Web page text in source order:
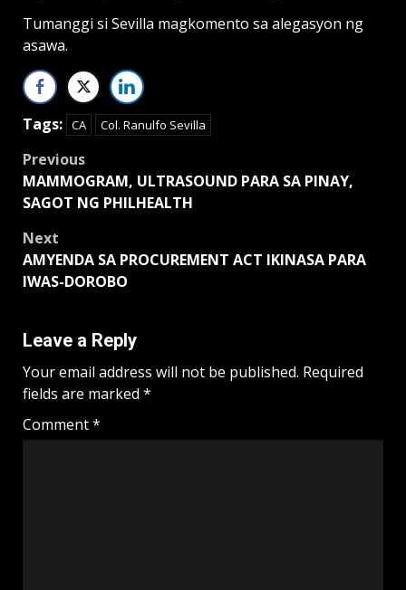
Tumanggi si Sevilla magkomento sa alegasyon ng
asawa.
Tags: CA Col. Ranulfo Sevilla
Post
navigation
Previous
MAMMOGRAM, ULTRASOUND PARA SA PINAY,
SAGOT NG PHILHEALTH
Next
AMYENDA SA PROCUREMENT ACT IKINASA PARA
IWAS-DOROBO
Leave a Reply
Your email address will not be published. Required
fields are marked *
Comment*